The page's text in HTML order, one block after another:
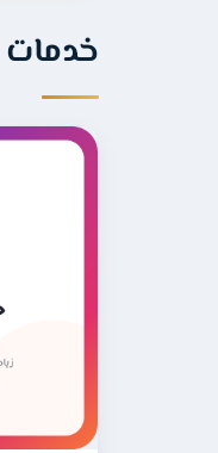
كم
هل
قبل
خدمات